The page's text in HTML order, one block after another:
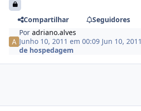
Compartilhar
Seguidores
Poradriano.alves
Junho 10, 2011 em 00:09 Jun 10, 2011
de hospedagem